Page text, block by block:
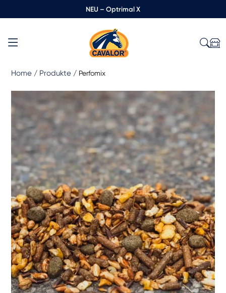
NEU – Optrimal X
Home / Produkte / Perfomix